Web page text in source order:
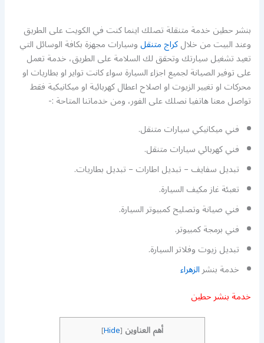
بنشر حطين خدمة متنقلة تصلك اينما كنت في الكويت على الطريق
وعند البيت من خلالكراج متنقلوسيارات مجهزة بكافة الوسائل التي
تعيد تشغيل سيارتك وتحقق لك السلامة على الطريق، خدمة تعمل
على توفير الصيانة لجميع اجزاء السيارة سواء كانت تواير او بطاريات او
محركات او تغيير الزيوت او اصلاح اعطال كهربائية او ميكانيكية فقط
تواصل معنا هاتفيا نصلك على الفور، ومن خدماتنا المتاحة :-
فني ميكانيكي سيارات متنقل.
فني كهربائي سيارات متنقل.
تبديل سفايف – تبديل اطارات – تبديل بطاريات.
تعبئة غاز مكيف السيارة.
فني صيانة وتصليح كمبيوتر السيارة.
فني برمجة كمبيوتر.
تبديل زيوت وفلاتر السيارة.
خدمة بنشرالزهراء
خدمة بنشر حطين
أهم العناوين [
Hide
]